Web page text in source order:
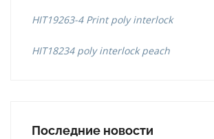
HIT19263-4 Print poly interlock
HIT18234 poly interlock peach
Последние новости